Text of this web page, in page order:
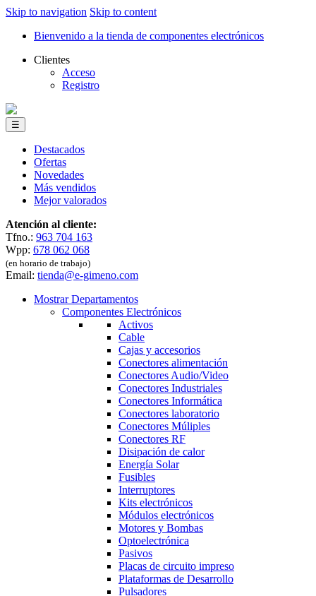
Skip to navigation Skip to content
Bienvenido a la tienda de componentes electrónicos
Clientes
Acceso
Registro
☰
Destacados
Ofertas
Novedades
Más vendidos
Mejor valorados
Atención al cliente:
Tfno.: 963 704 163
Wpp: 678 062 068
(en horario de trabajo)
Email: tienda@e-gimeno.com
Mostrar Departamentos
Componentes Electrónicos
Activos
Cable
Cajas y accesorios
Conectores alimentación
Conectores Audio/Video
Conectores Industriales
Conectores Informática
Conectores laboratorio
Conectores Múliples
Conectores RF
Disipación de calor
Energía Solar
Fusibles
Interruptores
Kits electrónicos
Módulos electrónicos
Motores y Bombas
Optoelectrónica
Pasivos
Placas de circuito impreso
Plataformas de Desarrollo
Pulsadores